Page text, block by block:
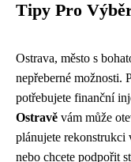
Tipy Pro
Ostrava, město s
nepřeberné možnosti.
potřebujete finanční
Ostravě vám může
plánujete rekonstrukci
nebo chcete podpořit